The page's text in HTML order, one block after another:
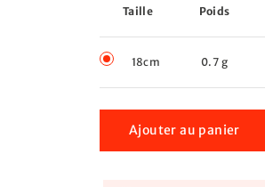
Taille Poids
18cm 0.7 g
Ajouter au panier